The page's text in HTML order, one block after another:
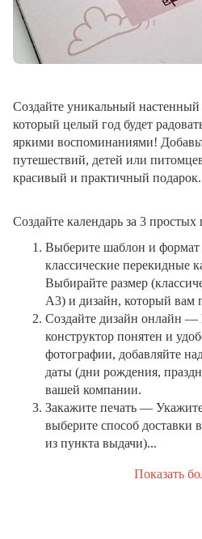
Создайте уникальный настенный
который целый год будет
яркими воспоминаниями!
путешествий, детей или
красивый и практичный подарок.
Создайте календарь за 3 простых
Выберите шаблон и формат
классические перекидные
Выбирайте размер
A3) и дизайн, который вам
Создайте дизайн онлайн —
конструктор понятен и
фотографии, добавляйте
даты (дни рождения,
вашей компании.
Закажите печать — Укажите
выберите способ доставки
из пункта выдачи)...
Показать